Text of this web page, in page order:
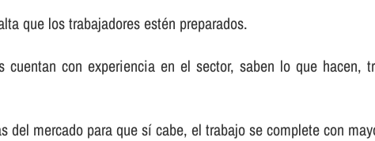
que los trabajadores estén preparados.
cuentan con experiencia en el sector, saben lo que
mercado para que sí­ cabe, el trabajo se complete con